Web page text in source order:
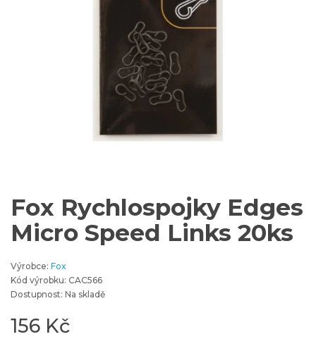
Fox Rychlospojky Edges
Micro Speed Links 20ks
Výrobce: Fox
Kód výrobku: CAC566
Dostupnost: Na skladě
156 Kč